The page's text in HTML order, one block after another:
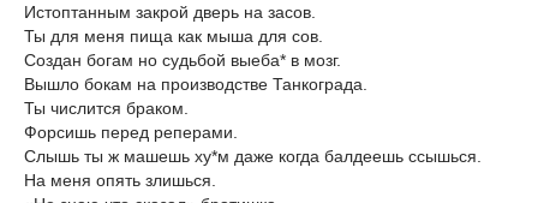
Истоптанным закрой дверь на засов.
Ты для меня пища как мыша для сов.
Создан богам но судьбой выеба* в мозг.
Вышло бокам на производстве Танкограда.
Ты числится браком.
Форсишь перед реперами.
Слышь ты ж машешь ху*м даже когда балдеешь ссышься.
На меня опять злишься.